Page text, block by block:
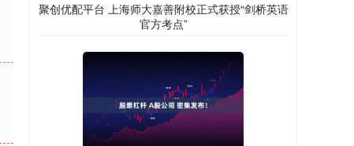
聚创优配平台 上海师大嘉善附校正式获授“剑桥英语
官方考点”